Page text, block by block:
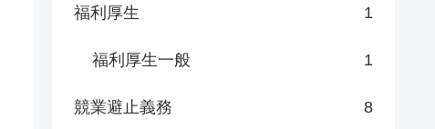
福利厚生 1
福利厚生一般 1
競業避止義務 8